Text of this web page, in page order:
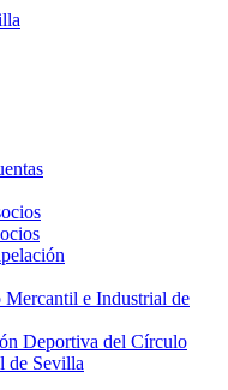
e Industrial de
Deportiva del Círculo
de Sevilla